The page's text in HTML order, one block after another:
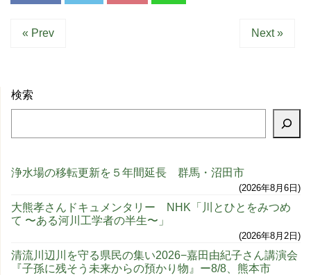
« Prev Next »
検索
浄水場の移転更新を５年間延長 群馬・沼田市
2026年8月6日
大熊孝さんドキュメンタリー NHK「川とひとをみつめ
て 〜ある河川工学者の半生〜」
2026年8月2日
清流川辺川を守る県民の集い2026−嘉田由紀子さん講演会
『子孫に残そう未来からの預かり物』ー8/8、熊本市